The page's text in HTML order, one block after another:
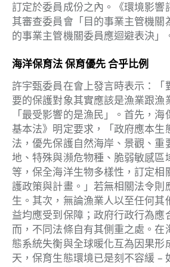
訂定於委員成份之內。《環境影響
其審查委員會「目的事業主管機關
的事業主管機關委員應迴避表決」
海洋保育法保育優先合乎比例
許宇甄委員在會上發言時表示：「
要的保護對象其實應該是漁業跟漁
「最受影響的是漁民」。首先，
基本法》明定要求，「政府應本生
法，優先保護自然海岸、景觀、重
地、特殊與瀕危物種、脆弱敏感區
等，保全海洋生物多樣性，訂定相
護政策與計畫。」若無相關法令則
生。其次，無論漁業人以至任何其
益均應受到保障；政府行政行為應
而，不同法條自有其側重之處。在
態系統失衡與全球暖化互為因果形
天，保育生態環境已是刻不容緩 –